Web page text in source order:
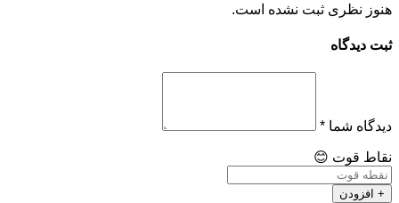
هنوز نظری ثبت نشده است.
ثبت دیدگاه
دیدگاه شما *
نقاط قوت 😊
+ افزودن